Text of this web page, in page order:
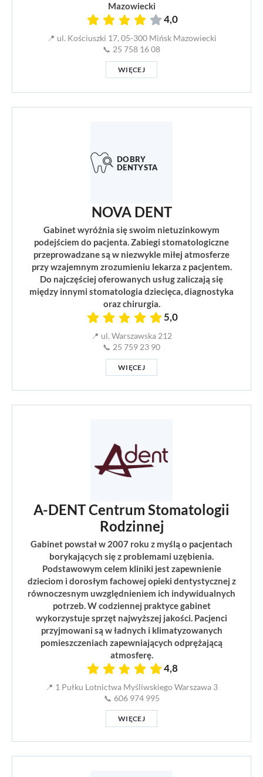
Mazowiecki
4,0
📍 ul. Kościuszki 17, 05-300 Mińsk Mazowiecki
📞 25 758 16 08
WIĘCEJ
NOVA DENT
Gabinet wyróżnia się swoim nietuzinkowym
podejściem do pacjenta. Zabiegi stomatologiczne
przeprowadzane są w niezwykle miłej atmosferze
przy wzajemnym zrozumieniu lekarza z pacjentem.
Do najczęściej oferowanych usług zaliczają się
między innymi stomatologia dziecięca, diagnostyka
oraz chirurgia.
5,0
📍 ul. Warszawska 212
📞 25 759 23 90
WIĘCEJ
A-DENT Centrum Stomatologii
Rodzinnej
Gabinet powstał w 2007 roku z myślą o pacjentach
borykających się z problemami uzębienia.
Podstawowym celem kliniki jest zapewnienie
dzieciom i dorosłym fachowej opieki dentystycznej z
równoczesnym uwzględnieniem ich indywidualnych
potrzeb. W codziennej praktyce gabinet
wykorzystuje sprzęt najwyższej jakości. Pacjenci
przyjmowani są w ładnych i klimatyzowanych
pomieszczeniach zapewniających odprężającą
atmosferę.
4,8
📍 1 Pułku Lotnictwa Myśliwskiego Warszawa 3
📞 606 974 995
WIĘCEJ